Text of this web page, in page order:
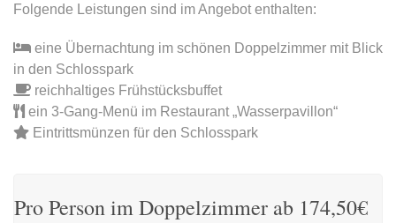
Folgende Leistungen sind im Angebot enthalten:
eine Übernachtung im schönen Doppelzimmer mit Blick
in den Schlosspark
reichhaltiges Frühstücksbuffet
ein 3-Gang-Menü im Restaurant „Wasserpavillon“
Eintrittsmünzen für den Schlosspark
Pro Person im Doppelzimmer ab 174,50€